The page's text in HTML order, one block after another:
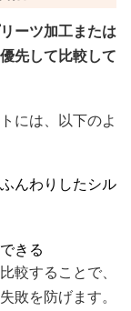
ーツ加工または
先して比較して
には、以下のよ
んわりしたシル
きる
較することで、
敗を防げます。